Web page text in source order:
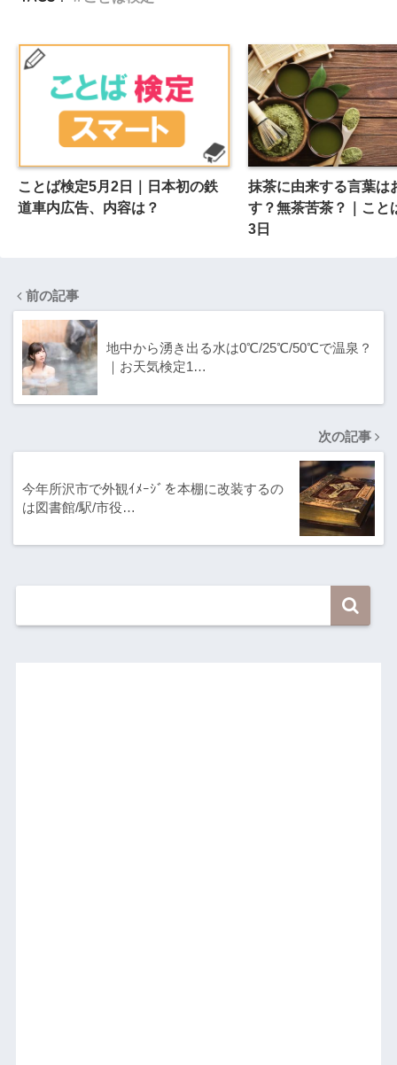
ことば検定5月2日｜日本初の鉄
道車内広告、内容は？
抹茶に由来する言葉は
す？無茶苦茶？｜こと
3日
前の記事
地中から湧き出る水は0℃/25℃/50℃で温泉？
｜お天気検定1…
次の記事
今年所沢市で外観ｲﾒｰｼﾞを本棚に改装するの
は図書館/駅/市役…